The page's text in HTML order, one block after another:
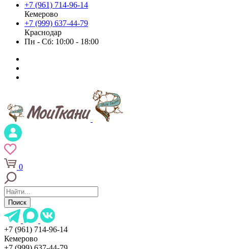
+7 (961) 714-96-14
Кемерово
+7 (999) 637-44-79
Краснодар
Пн - Сб: 10:00 - 18:00
0
Поиск
+7 (961) 714-96-14
Кемерово